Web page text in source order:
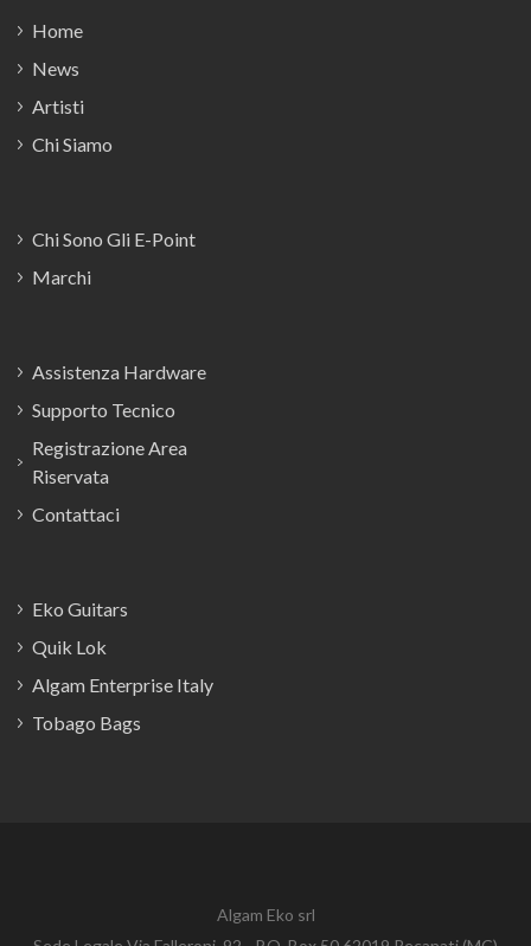
Home
News
Artisti
Chi Siamo
Chi Sono Gli E-Point
Marchi
Assistenza Hardware
Supporto Tecnico
Registrazione Area
Riservata
Contattaci
Eko Guitars
Quik Lok
Algam Enterprise Italy
Tobago Bags
Algam Eko srl